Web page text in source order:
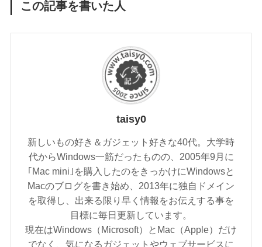
この記事を書いた人
taisy0
新しいもの好き＆ガジェット好きな40代。大学時
代からWindows一筋だったものの、2005年9月に
｢Mac mini｣を購入したのをきっかけにWindowsと
Macのブログを書き始め、2013年に独自ドメイン
を取得し、出来る限り早く情報をお伝えする事を
目標に毎日更新しています。
現在はWindows（Microsoft）とMac（Apple）だけ
でなく、気になるガジェットやウェブサービスに